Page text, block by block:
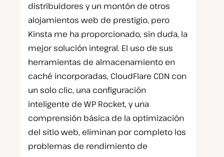
distribuidores y un montón de otros
alojamientos web de prestigio, pero
Kinsta me ha proporcionado, sin duda, la
mejor solución integral. El uso de sus
herramientas de almacenamiento en
caché incorporadas, CloudFlare CDN con
un solo clic, una configuración
inteligente de WP Rocket, y una
comprensión básica de la optimización
del sitio web, eliminan por completo los
problemas de rendimiento de